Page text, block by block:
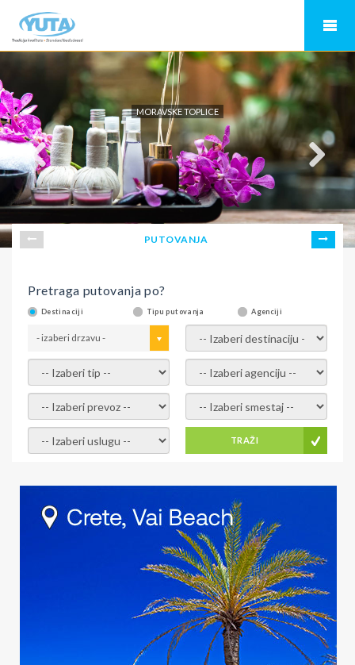
MORAVSKE TOPLICE
PUTOVANJA
Pretraga putovanja po?
Destinaciji Tipu putovanja Agenciji
- izaberi drzavu - - izaberi destinaciju -
- izaberi tip - - izaberi agenciju -
- izaberi prevoz - - Izaberite smestaj -
- Izaberite uslugu - TRAŽI